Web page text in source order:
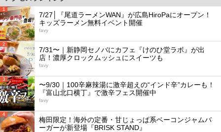
1
7/27│『尾道ラーメンWAN』が広島HiroPaにオープン！
キッズラーメン無料イベント開催
favy
2
7/31〜｜新静岡セノバにカフェ『けのひ堂ラボ』が出
店！濃厚クロックムッシュにスイーツも
favy
3
〜9/30｜100辛麻辣湯に激辛超えの“インド辛”カレーも！
『富山北口横丁』で激辛フェス開催中
favy
4
梅田限定！海外の定番・甘じょっぱ系ベーコンジャムバ
ーガーが新登場『BRISK STAND』